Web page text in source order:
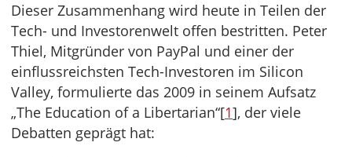
Dieser Zusammenhang wird heute in Teilen der
Tech- und Investorenwelt offen bestritten. Peter
Thiel, Mitgründer von PayPal und einer der
einflussreichsten Tech-Investoren im Silicon
Valley, formulierte das 2009 in seinem Aufsatz
„The Education of a Libertarian“[1], der viele
Debatten geprägt hat: